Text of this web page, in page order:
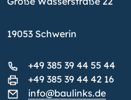
19053 Schwerin
+49 385 39 44 55 44
+49 385 39 44 42 16
info@baulinks.de